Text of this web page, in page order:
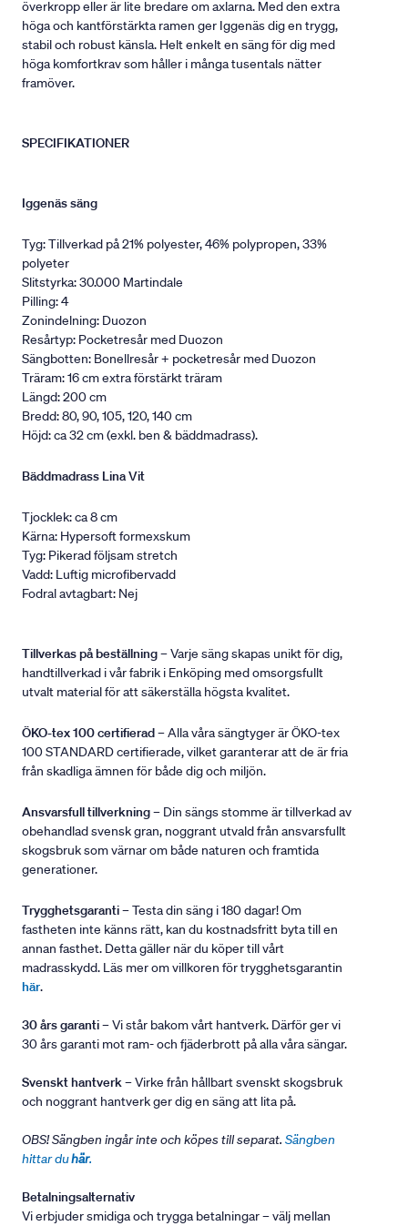
överkropp eller är lite bredare om axlarna. Med den extra
höga och kantförstärkta ramen ger Iggenäs dig en trygg,
stabil och robust känsla. Helt enkelt en säng för dig med
höga komfortkrav som håller i många tusentals nätter
framöver.
SPECIFIKATIONER
Iggenäs säng
Tyg: Tillverkad på 21% polyester, 46% polypropen, 33%
polyeter
Slitstyrka: 30.000 Martindale
Pilling: 4
Zonindelning: Duozon
Resårtyp: Pocketresår med Duozon
Sängbotten: Bonellresår + pocketresår med Duozon
Träram: 16 cm extra förstärkt träram
Längd: 200 cm
Bredd: 80, 90, 105, 120, 140 cm
Höjd: ca 32 cm (exkl. ben & bäddmadrass).
Bäddmadrass Lina Vit
Tjocklek: ca 8 cm
Kärna: Hypersoft formexskum
Tyg: Pikerad följsam stretch
Vadd: Luftig microfibervadd
Fodral avtagbart: Nej
Tillverkas på beställning– Varje säng skapas unikt för dig,
handtillverkad i vår fabrik i Enköping med omsorgsfullt
utvalt material för att säkerställa högsta kvalitet.
ÖKO-tex 100 certifierad– Alla våra sängtyger är ÖKO-tex
100 STANDARD certifierade, vilket garanterar att de är fria
från skadliga ämnen för både dig och miljön.
Ansvarsfull tillverkning– Din sängs stomme är tillverkad av
obehandlad svensk gran, noggrant utvald från ansvarsfullt
skogsbruk som värnar om både naturen och framtida
generationer.
Trygghetsgaranti– Testa din säng i 180 dagar! Om
fastheten inte känns rätt, kan du kostnadsfritt byta till en
annan fasthet. Detta gäller när du köper till vårt
madrasskydd. Läs mer om villkoren för trygghetsgarantin
här.
30 års garanti– Vi står bakom vårt hantverk. Därför ger vi
30 års garanti mot ram- och fjäderbrott på alla våra sängar.
Svenskt hantverk– Virke från hållbart svenskt skogsbruk
och noggrant hantverk ger dig en säng att lita på.
OBS! Sängben ingår inte och köpes till separat. Sängben
hittar duhär.
Betalningsalternativ
Vi erbjuder smidiga och trygga betalningar – välj mellan